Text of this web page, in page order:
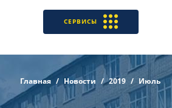
СЕРВИСЫ
Главная Новости 2019 Июль